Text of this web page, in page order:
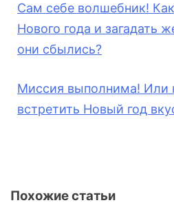
Сам себе волшебник!
Нового года и загадать
они сбылись?
Миссия выполнима! Или
встретить Новый год
Похожие статьи